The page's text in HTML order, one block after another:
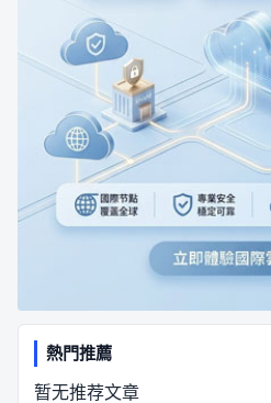
熱門推薦
暂无推荐文章